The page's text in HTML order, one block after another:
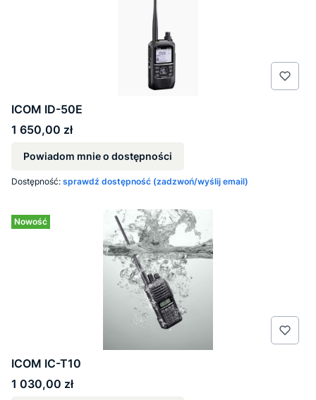
ICOM ID-50E
Cena
1 650,00 zł
Powiadom mnie o dostępności
Dostępność: sprawdź dostępność (zadzwoń/wyślij email)
Nowość
ICOM IC-T10
Cena
1 030,00 zł